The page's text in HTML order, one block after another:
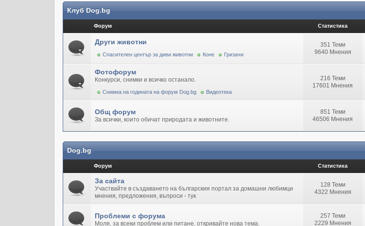
Клуб Dog.bg
Форум Статистика
Други животни
Спасителен център за диви животни Коне Гризачи
351 Теми
9640 Мнения
Фотофорум
Конкурси, снимки и всичко останало.
Снимка на годината на форум Dog.bg Видеотека
216 Теми
17601 Мнения
Общ форум
За всички, които обичат природата и животните.
851 Теми
46506 Мнения
Dog.bg
Форум Статистика
За сайта
Участвайте в създаването на българския портал за домашни любимци
мнения, предложения, въпроси - тук
128 Теми
4322 Мнения
Проблеми с форума
Моля, за всеки проблем или питане, откривайте нова тема.
257 Теми
2229 Мнения